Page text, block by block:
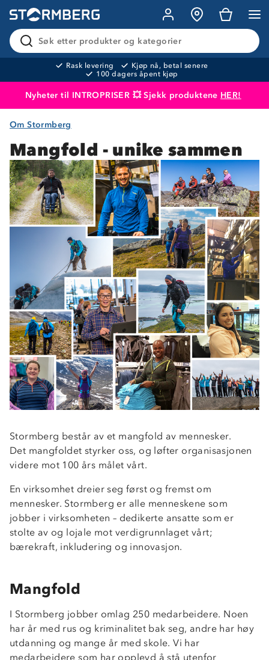
Søk etter produkter og kategorier
Rask levering
Kjøp nå, betal senere
100 dagers åpent kjøp
Nyheter til INTROPRISER 💥 Sjekk produktene HER!
Produktet er lagt i handlekurven
Om Stormberg
Mangfold - unike sammen
Stormberg består av et mangfold av mennesker.
Det mangfoldet styrker oss, og løfter organisasjonen
videre mot 100 års målet vårt.
En virksomhet dreier seg først og fremst om
mennesker. Stormberg er alle menneskene som
jobber i virksomheten – dedikerte ansatte som er
stolte av og lojale mot verdigrunnlaget vårt;
bærekraft, inkludering og innovasjon.
Mangfold
I Stormberg jobber omlag 250 medarbeidere. Noen
har år med rus og kriminalitet bak seg, andre har høy
utdanning og mange år med skole. Vi har
medarbeidere som har opplevd å stå utenfor